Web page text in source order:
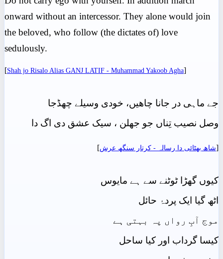
onward without an intercessor. They alone would join
the beloved, who follow (the dictates of) love
sedulously.
[Shah jo Risalo Alias GANJ LATIF - Muhammad Yakoob Agha]
جے ماہی در جانا چاھیں، خودی وسیلے چھڈجا
وصل نصیب تِناں جو جھلن ، سیک عشق دی اگ دا
[شاھ بهٹائی دا رسالہ - کرتار سنگھ عرش]
کیوں گھڑا ٹوٹنے سے ہے مایوس
اٹھ گیا ایک پردۂ حائل
موج آبِ رواں پہ بہتی ہے
کیسا گرداب اور کیا ساحل